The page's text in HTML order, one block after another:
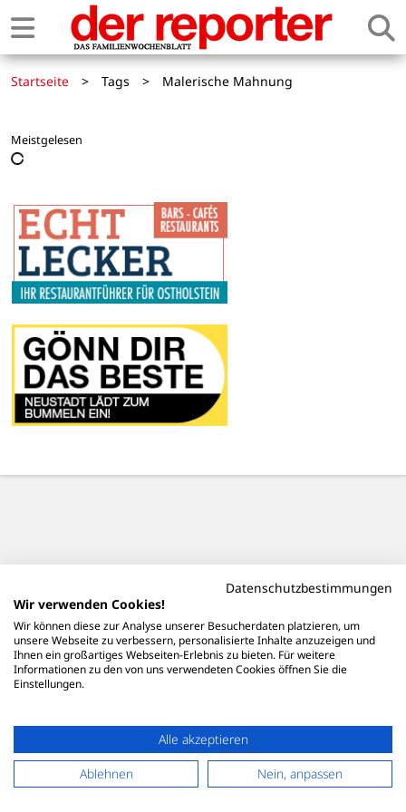
Startseite > Tags > Malerische Mahnung
Meistgelesen
Datenschutzbestimmungen
Wir verwenden Cookies!
Wir können diese zur Analyse unserer Besucherdaten platzieren, um
unsere Webseite zu verbessern, personalisierte Inhalte anzuzeigen und
Ihnen ein großartiges Webseiten-Erlebnis zu bieten. Für weitere
Informationen zu den von uns verwendeten Cookies öffnen Sie die
Einstellungen.
Alle akzeptieren
Ablehnen
Nein, anpassen